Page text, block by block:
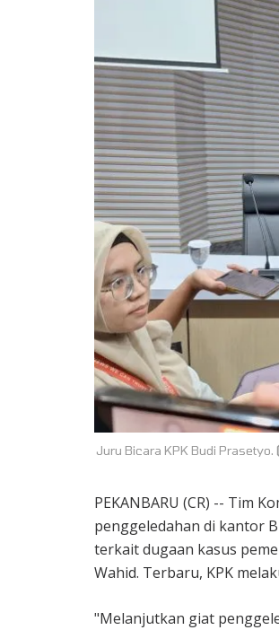
Juru Bicara KPK Budi Prasetyo.
PEKANBARU (CR) -- Tim
penggeledahan di kantor
terkait dugaan kasus
Wahid. Terbaru, KPK
"Melanjutkan giat